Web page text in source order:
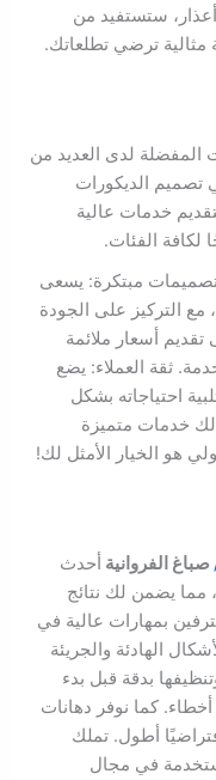
أعذار، ستستفيد من
مثالية ترضي تطلعاتك.
المفضلة لدى العديد من
تصميم الديكورات
خدمات عالية
لكافة الفئات.
مبتكرة: يسعى
التركيز على الجودة
تقديم أسعار ملائمة
ثقة العملاء: يضع
احتياجاته بشكل
خدمات متميزة
هو الخيار الأمثل لك!
صباغ الفروانية أحدث
مما يضمن لك نتائج
بمهارات عالية في
الهادئة والجريئة
بدقة قبل بدء
كما نوفر دهانات
أطول. تملك
في مجال